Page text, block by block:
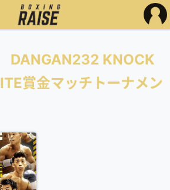
DANGAN232 KNOCK
賞金マッチトーナメン